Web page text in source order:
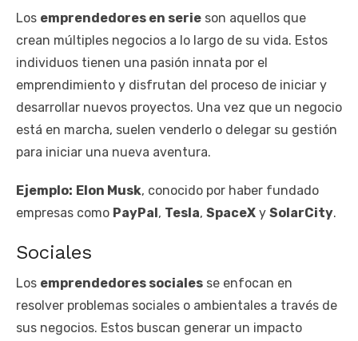
Los emprendedores en serie son aquellos que
crean múltiples negocios a lo largo de su vida. Estos
individuos tienen una pasión innata por el
emprendimiento y disfrutan del proceso de iniciar y
desarrollar nuevos proyectos. Una vez que un negocio
está en marcha, suelen venderlo o delegar su gestión
para iniciar una nueva aventura.
Ejemplo: Elon Musk, conocido por haber fundado
empresas como PayPal , Tesla, SpaceX y SolarCity.
Sociales
Los emprendedores sociales se enfocan en
resolver problemas sociales o ambientales a través de
sus negocios. Estos buscan generar un impacto